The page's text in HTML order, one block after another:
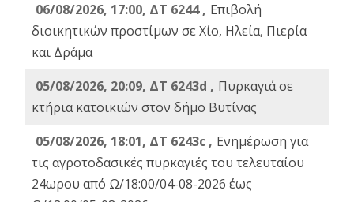
06/08/2026, 17:00, ΔΤ 6244 , Επιβολή
διοικητικών προστίμων σε Χίο, Ηλεία, Πιερία
και Δράμα
05/08/2026, 20:09, ΔΤ 6243d , Πυρκαγιά σε
κτήρια κατοικιών στον δήμο Βυτίνας
05/08/2026, 18:01, ΔΤ 6243c , Ενημέρωση για
τις αγροτοδασικές πυρκαγιές του τελευταίου
24ωρου από Ω/18:00/04-08-2026 έως